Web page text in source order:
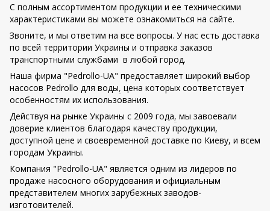
С полным ассортиментом продукции и ее техническими
характеристиками вы можете ознакомиться на сайте.
Звоните, и мы ответим на все вопросы. У нас есть доставка
по всей территории Украины и отправка заказов
транспортными службами в любой город.
Наша фирма "Pedrollo-UA" предоставляет широкий выбор
насосов Pedrollo для воды, цена которых соответствует
особенностям их использования.
Действуя на рынке Украины с 2009 года, мы завоевали
доверие клиентов благодаря качеству продукции,
доступной цене и своевременной доставке по Киеву, и всем
городам Украины.
Компания "Pedrollo-UA" является одним из лидеров по
продаже насосного оборудования и официальным
представителем многих зарубежных заводов-
изготовителей.